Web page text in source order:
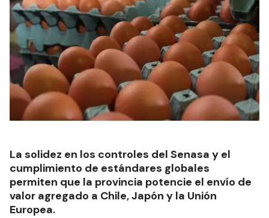
La solidez en los controles del Senasa y el
cumplimiento de estándares globales
permiten que la provincia potencie el envío de
valor agregado a Chile, Japón y la Unión
Europea.